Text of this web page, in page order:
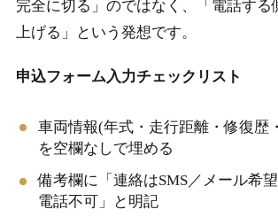
完全に切る」のではなく、「電話する
上げる」という発想です。
申込フォーム入力チェックリスト
車両情報(年式・走行距離・修復歴
を空欄なしで埋める
備考欄に「連絡はSMS／メール希
電話不可」と明記